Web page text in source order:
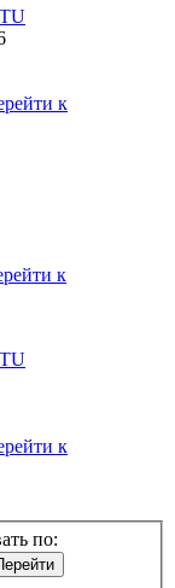
к
к
к
по: